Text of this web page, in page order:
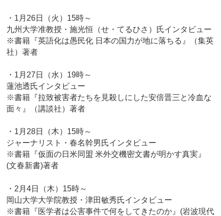
・1月26日（火）15時～
九州大学准教授・施光恒（せ・てるひさ）氏インタビュー
※書籍『英語化は愚民化 日本の国力が地に落ちる』（集英
社）著者
・1月27日（水）19時～
蓮池透氏インタビュー
※書籍『拉致被害者たちを見殺しにした安倍晋三と冷血な
面々』（講談社）著者
・1月28日（木）15時～
ジャーナリスト・春名幹男氏インタビュー
※書籍『仮面の日米同盟 米外交機密文書が明かす真実』
(文春新書)著者
・2月4日（木）15時～
岡山大学大学院教授・津田敏秀氏インタビュー
※書籍『医学者は公害事件で何をしてきたのか』(岩波現代